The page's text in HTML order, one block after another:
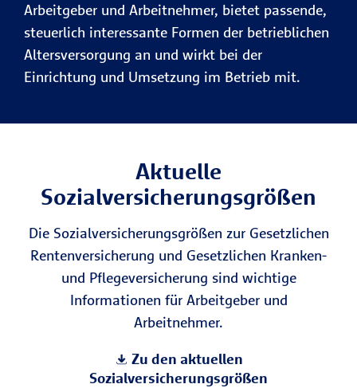
Arbeitgeber und Arbeitnehmer, bietet passende,
steuerlich interessante Formen der betrieblichen
Altersversorgung an und wirkt bei der
Einrichtung und Umsetzung im Betrieb mit.
Aktuelle
Sozialversicherungsgrößen
Die Sozialversicherungsgrößen zur Gesetzlichen
Rentenversicherung und Gesetzlichen Kranken-
und Pflegeversicherung sind wichtige
Informationen für Arbeitgeber und
Arbeitnehmer.
Zu den aktuellen
Sozialversicherungsgrößen